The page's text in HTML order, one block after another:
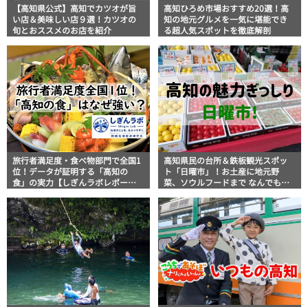
【高知県公式】高知でカツオが旨
い店＆美味しい店９選！カツオの
旬とおススメのお店を紹介
高知ひろめ市場おすすめ20選！高
知の地元グルメを一気に堪能でき
る超人気スポットを徹底解剖
旅行者満足度・食べ物部門で全国1
位！データが証明する「高知の
食」の実力【しぎんラボレポー
高知県民の台所＆鉄板観光スポッ
ト「日曜市」！お土産に地元野
菜、ソウルフードまで なんでもそ
説！